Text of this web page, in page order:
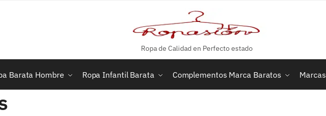
Ropa de Calidad en Perfecto estado
Barata Hombre Ropa Infantil Barata Complementos Marca Baratos Marcas